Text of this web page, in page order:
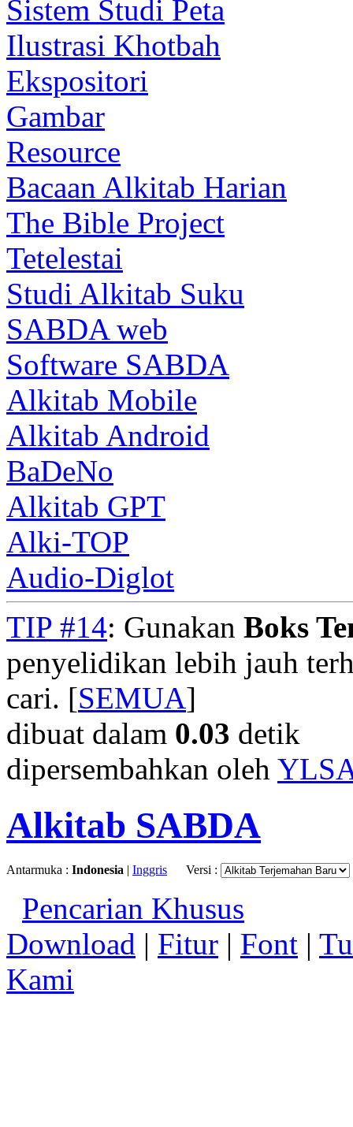
Sistem Studi Peta
Ilustrasi Khotbah
Ekspositori
Gambar
Resource
Bacaan Alkitab Harian
The Bible Project
Tetelestai
Studi Alkitab Suku
SABDA web
Software SABDA
Alkitab Mobile
Alkitab Android
BaDeNo
Alkitab GPT
Alki-TOP
Audio-Diglot
TIP #14: Gunakan Boks
penyelidikan lebih jauh
cari. [SEMUA]
dibuat dalam 0.03 detik
dipersembahkan oleh
Alkitab SABDA
Antarmuka : Indonesia | Inggris Versi :
Pencarian Khusus
Download | Fitur | Font |
Kami